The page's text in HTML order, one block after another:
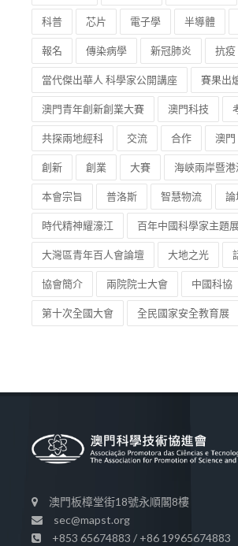
科普 芯片 電子學 半導體
報名 傳染病學 新冠肺炎 抗疫
當代傑出華人 科學家公開講座 賽果出
澳門青年創新創業大賽 澳門科技
共探兩地經科 交流 合作 澳門
創新 創業 大賽 海峽兩岸暨
本會宗旨 普洛斯 智慧物流 論
時代精神耀濠江 百年中國科學家主題
大灣區青年百人會論壇 大地之光
協會簡介 兩院院士大會 中國科協
第十次全國大會 全民國家安全教育展
澳門板樟堂街18號永順閣8樓
sec@mapst.org
+853 65674883 / +86